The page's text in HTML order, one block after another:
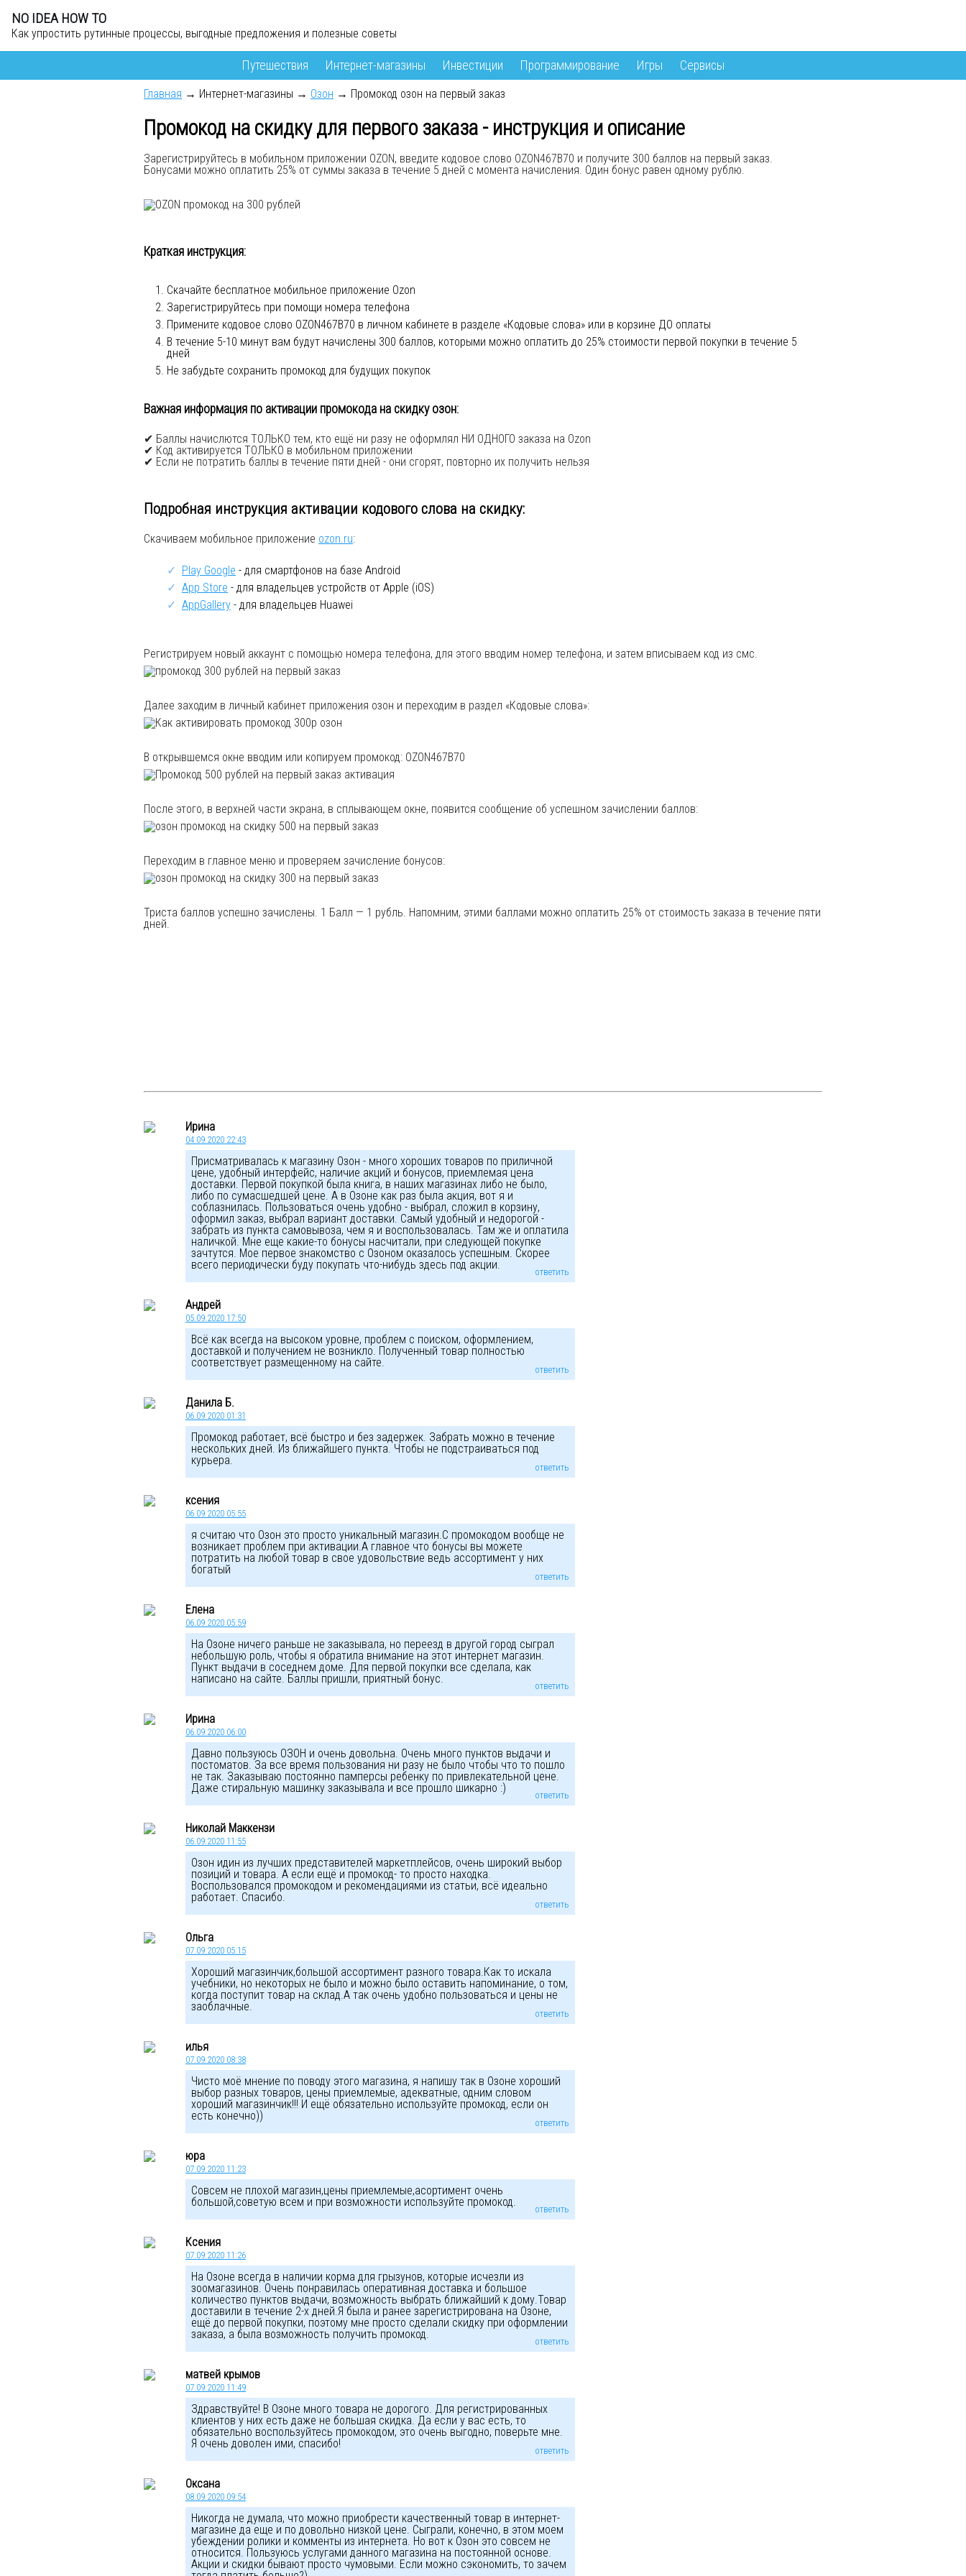
NO IDEA HOW TO
Как упростить рутинные процессы, выгодные предложения и полезные советы
Путешествия Интернет-магазины Инвестиции Программирование Игры Сервисы
Главная → Интернет-магазины → Озон → Промокод озон на первый заказ
Промокод на скидку для первого заказа - инструкция и описание
Зарегистрируйтесь в мобильном приложении OZON, введите кодовое слово OZON467B70 и получите 300 баллов на первый заказ.
Бонусами можно оплатить 25% от суммы заказа в течение 5 дней с момента начисления. Один бонус равен одному рублю.
Краткая инструкция:
Скачайте бесплатное мобильное приложение Ozon
Зарегистрируйтесь при помощи номера телефона
Примените кодовое слово OZON467B70 в личном кабинете в разделе «Кодовые слова» или в корзине ДО оплаты
В течение 5-10 минут вам будут начислены 300 баллов, которыми можно оплатить до 25% стоимости первой покупки в течение 5
дней
Не забудьте сохранить промокод для будущих покупок
Важная информация по активации промокода на скидку озон:
✔ Баллы начислются ТОЛЬКО тем, кто ещё ни разу не оформлял НИ ОДНОГО заказа на Ozon
✔ Код активируется ТОЛЬКО в мобильном приложении
✔ Если не потратить баллы в течение пяти дней - они сгорят, повторно их получить нельзя
Подробная инструкция активации кодового слова на скидку:
Скачиваем мобильное приложение ozon.ru:
Play Google - для смартфонов на базе Android
App Store - для владельцев устройств от Apple (iOS)
AppGallery - для владельцев Huawei
Регистрируем новый аккаунт с помощью номера телефона, для этого вводим номер телефона, и затем вписываем код из смс.
Далее заходим в личный кабинет приложения озон и переходим в раздел «Кодовые слова»:
В открывшемся окне вводим или копируем промокод: OZON467B70
После этого, в верхней части экрана, в сплывающем окне, появится сообщение об успешном зачислении баллов:
Переходим в главное меню и проверяем зачисление бонусов:
Триста баллов успешно зачислены. 1 Балл — 1 рубль. Напомним, этими баллами можно оплатить 25% от стоимость заказа в течение пяти
дней.
Ирина
04.09.2020 22:43
Присматривалась к магазину Озон - много хороших товаров по приличной
цене, удобный интерфейс, наличие акций и бонусов, приемлемая цена
доставки. Первой покупкой была книга, в наших магазинах либо не было,
либо по сумасшедшей цене. А в Озоне как раз была акция, вот я и
соблазнилась. Пользоваться очень удобно - выбрал, сложил в корзину,
оформил заказ, выбрал вариант доставки. Самый удобный и недорогой -
забрать из пункта самовывоза, чем я и воспользовалась. Там же и оплатила
наличкой. Мне еще какие-то бонусы насчитали, при следующей покупке
зачтутся. Мое первое знакомство с Озоном оказалось успешным. Скорее
всего периодически буду покупать что-нибудь здесь под акции.
ответить
Андрей
05.09.2020 17:50
Всё как всегда на высоком уровне, проблем с поиском, оформлением,
доставкой и получением не возникло. Полученный товар полностью
соответствует размещенному на сайте.
ответить
Данила Б.
06.09.2020 01:31
Промокод работает, всё быстро и без задержек. Забрать можно в течение
нескольких дней. Из ближайшего пункта. Чтобы не подстраиваться под
курьера.
ответить
ксения
06.09.2020 05:55
я считаю что Озон это просто уникальный магазин.С промокодом вообще не
возникает проблем при активации.А главное что бонусы вы можете
потратить на любой товар в свое удовольствие ведь ассортимент у них
богатый
ответить
Елена
06.09.2020 05:59
На Озоне ничего раньше не заказывала, но переезд в другой город сыграл
небольшую роль, чтобы я обратила внимание на этот интернет магазин.
Пункт выдачи в соседнем доме. Для первой покупки все сделала, как
написано на сайте. Баллы пришли, приятный бонус.
ответить
Ирина
06.09.2020 06:00
Давно пользуюсь ОЗОН и очень довольна. Очень много пунктов выдачи и
постоматов. За все время пользования ни разу не было чтобы что то пошло
не так. Заказываю постоянно памперсы ребенку по привлекательной цене.
Даже стиральную машинку заказывала и все прошло шикарно :)
ответить
Николай Маккензи
06.09.2020 11:55
Озон идин из лучших представителей маркетплейсов, очень широкий выбор
позиций и товара. А если ещё и промокод- то просто находка.
Воспользовался промокодом и рекомендациями из статьи, всё идеально
работает. Спасибо.
ответить
Ольга
07.09.2020 05:15
Хороший магазинчик,большой ассортимент разного товара.Как то искала
учебники, но некоторых не было и можно было оставить напоминание, о том,
когда поступит товар на склад.А так очень удобно пользоваться и цены не
заоблачные.
ответить
илья
07.09.2020 08:38
Чисто моё мнение по поводу этого магазина, я напишу так в Озоне хороший
выбор разных товаров, цены приемлемые, адекватные, одним словом
хороший магазинчик!!! И ещё обязательно используйте промокод, если он
есть конечно))
ответить
юра
07.09.2020 11:23
Совсем не плохой магазин,цены приемлемые,асортимент очень
большой,советую всем и при возможности используйте промокод.
ответить
Ксения
07.09.2020 11:26
На Озоне всегда в наличии корма для грызунов, которые исчезли из
зоомагазинов. Очень понравилась оперативная доставка и большое
количество пунктов выдачи, возможность выбрать ближайший к дому.Товар
доставили в течение 2-х дней.Я была и ранее зарегистрирована на Озоне,
ещё до первой покупки, поэтому мне просто сделали скидку при оформлении
заказа, а была возможность получить промокод.
ответить
матвей крымов
07.09.2020 11:49
Здравствуйте! В Озоне много товара не дорогого. Для регистрированных
клиентов у них есть даже не большая скидка. Да если у вас есть, то
обязательно воспользуйтесь промокодом, это очень выгодно, поверьте мне.
Я очень доволен ими, спасибо!
ответить
Оксана
08.09.2020 09:54
Никогда не думала, что можно приобрести качественный товар в интернет-
магазине да еще и по довольно низкой цене. Сыграли, конечно, в этом моем
убеждении ролики и комменты из интернета. Но вот к Озон это совсем не
относится. Пользуюсь услугами данного магазина на постоянной основе.
Акции и скидки бывают просто чумовыми. Если можно сэкономить, то зачем